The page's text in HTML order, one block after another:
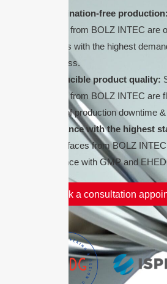
Contamination-free production:
surfaces from BOLZ INTEC are
industries with the highest
cleanliness.
Reproducible product quality:
surfaces from BOLZ INTEC are
the risk of production downtime
Compliance with the highest
steel surfaces from BOLZ
compliance with GMP and
Book a consultation